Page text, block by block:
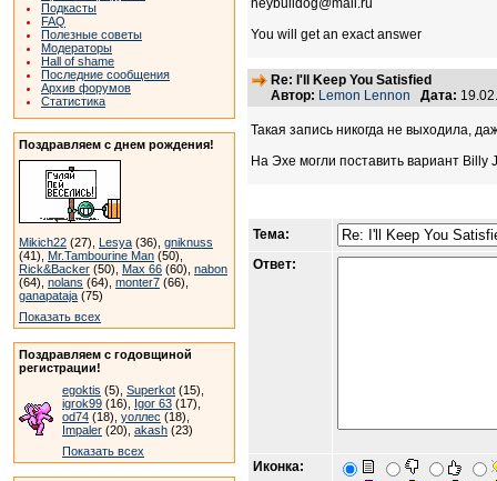
Подкасты
FAQ
Полезные советы
Модераторы
Hall of shame
Последние сообщения
Архив форумов
Статистика
Поздравляем с днем рождения!
Mikich22 (27), Lesya (36), gniknuss
(41), Mr.Tambourine Man (50),
Rick&Backer (50), Max 66 (60), nabon
(64), nolans (64), monter7 (66),
ganapataja (75)
Показать всех
Поздравляем с годовщиной
регистрации!
egoktis (5), Superkot (15),
igrok99 (16), Igor 63 (17),
od74 (18), уоллес (18),
Impaler (20), akash (23)
Показать всех
heybulldog@mail.ru
You will get an exact answer
Re: I'll Keep You Satisfied
Автор: Lemon Lennon Дата:
Такая запись никогда не выходила,
На Эхе могли поставить вариант Billy
Тема:
Ответ:
Иконка: